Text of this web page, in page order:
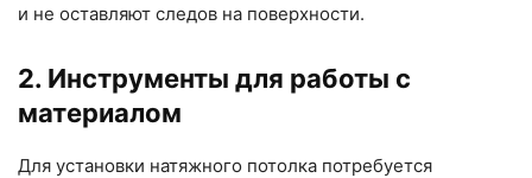
и не оставляют следов на поверхности.
2. Инструменты для работы с
материалом
Для установки натяжного потолка потребуется